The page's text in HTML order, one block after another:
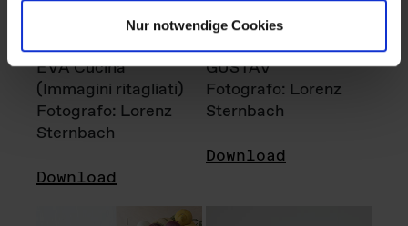
Nur notwendige Cookies
EVA Cucina
(Immagini ritagliati)
Fotografo: Lorenz
Sternbach
Download
GUSTAV
Fotografo: Lorenz
Sternbach
Download